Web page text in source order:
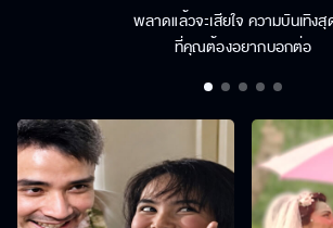
พลาดแล้วจะเสียใจ ความบันเทิง
ที่คุณต้องอยากบอกต่อ